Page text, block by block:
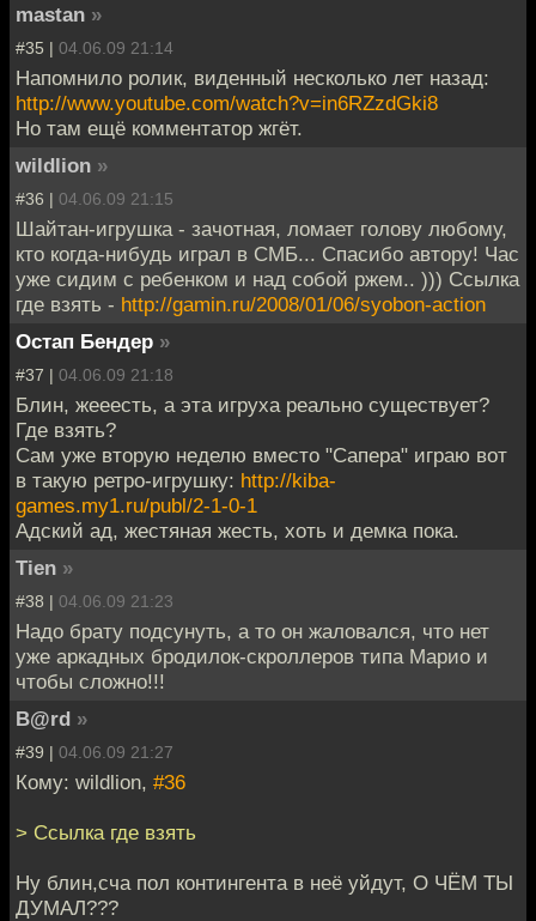
mastan »
#35 | 04.06.09 21:14
Напомнило ролик, виденный несколько лет назад:
http://www.youtube.com/watch?v=in6RZzdGki8
Но там ещё комментатор жгёт.
wildlion »
#36 | 04.06.09 21:15
Шайтан-игрушка - зачотная, ломает голову любому,
кто когда-нибудь играл в СМБ... Спасибо автору! Час
уже сидим с ребенком и над собой ржем.. ))) Ссылка
где взять - http://gamin.ru/2008/01/06/syobon-action
Остап Бендер »
#37 | 04.06.09 21:18
Блин, жееесть, а эта игруха реально существует?
Где взять?
Сам уже вторую неделю вместо "Сапера" играю вот
в такую ретро-игрушку: http://kiba-
games.my1.ru/publ/2-1-0-1
Адский ад, жестяная жесть, хоть и демка пока.
Tien »
#38 | 04.06.09 21:23
Надо брату подсунуть, а то он жаловался, что нет
уже аркадных бродилок-скроллеров типа Марио и
чтобы сложно!!!
B@rd »
#39 | 04.06.09 21:27
Кому: wildlion, #36
> Ссылка где взять
Ну блин,сча пол контингента в неё уйдут, О ЧЁМ ТЫ
ДУМАЛ???